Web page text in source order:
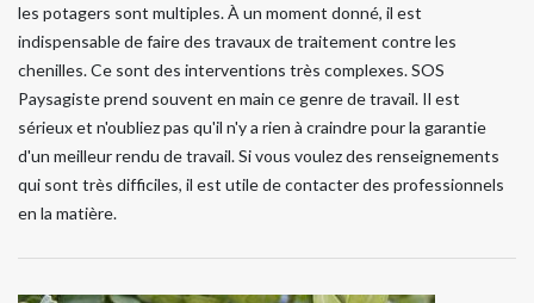
les potagers sont multiples. À un moment donné, il est
indispensable de faire des travaux de traitement contre les
chenilles. Ce sont des interventions très complexes. SOS
Paysagiste prend souvent en main ce genre de travail. Il est
sérieux et n'oubliez pas qu'il n'y a rien à craindre pour la garantie
d'un meilleur rendu de travail. Si vous voulez des renseignements
qui sont très difficiles, il est utile de contacter des professionnels
en la matière.